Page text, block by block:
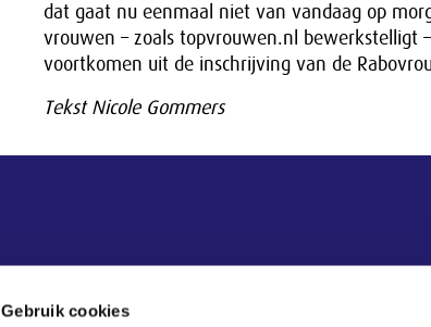
Gebruik cookies
dat gaat nu eenmaal niet van vandaag op
vrouwen – zoals topvrouwen.nl bewerkstelligt
voortkomen uit de inschrijving van de
Tekst Nicole Gommers